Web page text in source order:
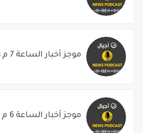
موجز أخبار الساعة 7 م 2026/08/08
موجز أخبار الساعة 6 م 2026/08/08